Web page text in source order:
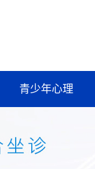
青少年心理